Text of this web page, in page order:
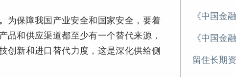
为保障我国产业安全和国家安全，要着
品和供应渠道都至少有一个替代来源，
创新和进口替代力度，这是深化供给侧
征收房地
货币政策
留住长期